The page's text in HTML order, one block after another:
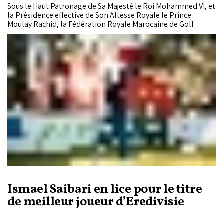
Sous le Haut Patronage de Sa Majesté le Roi Mohammed VI, et
la Présidence effective de Son Altesse Royale le Prince
Moulay Rachid, la Fédération Royale Marocaine de Golf
(FRMG) et l’Association du Trophée Hassan II de Golf
organisent la 50e édition du Trophée Hassan II, du 21 au 23
mai 2026 sur le Parcours Rouge du Royal Golf Dar Es Salam à
Ismael Saibari en lice pour le titre
de meilleur joueur d’Eredivisie